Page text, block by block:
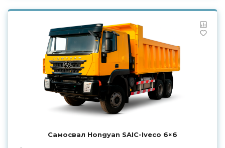
Самосвал Hongyan SAIC-Iveco 6×6